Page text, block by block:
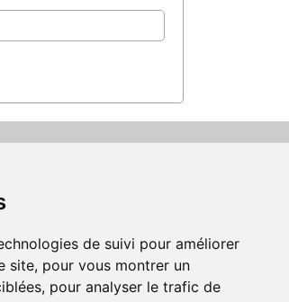
de suivi pour améliorer
site, pour vous montrer un
pour analyser le trafic de
nous
les moyens